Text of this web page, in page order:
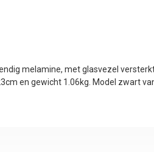
melamine, met glasvezel
en gewicht 1.06kg. Model zwart